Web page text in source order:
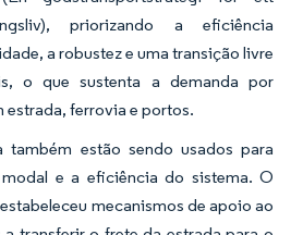
priorizando a eficiência
a robustez e uma transição livre
o que sustenta a demanda por
ferrovia e portos.
também estão sendo usados para
e a eficiência do sistema. O
mecanismos de apoio ao